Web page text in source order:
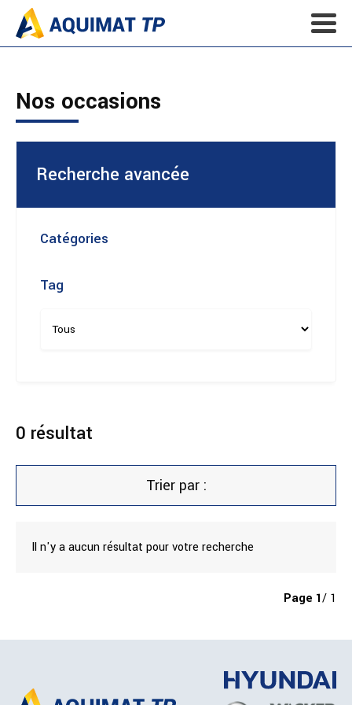
Nos occasions
Recherche avancée
Catégories
Tag
0 résultat
Trier par :
Il n'y a aucun résultat pour votre recherche
Page 1/ 1